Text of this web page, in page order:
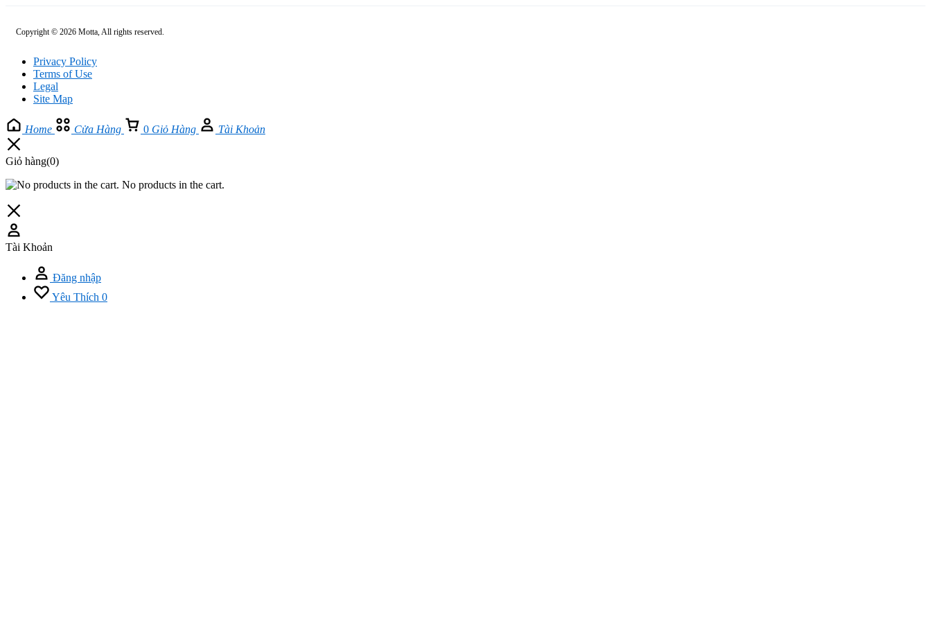
Copyright © 2026 Motta, All rights reserved.
Privacy Policy
Terms of Use
Legal
Site Map
Home Cửa Hàng 0 Giỏ Hàng Tài Khoản
Giỏ hàng(0)
No products in the cart.
Tài Khoản
Đăng nhập
Yêu Thích 0